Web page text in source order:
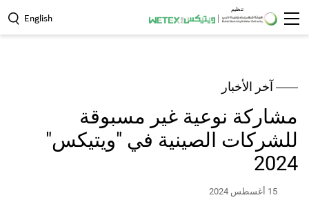
تنظيم
English
آخر الأخبار
مشاركة نوعية غير مسبوقة
للشركات الصينية في "ويتيكس"
2024
15 أغسطس 2024